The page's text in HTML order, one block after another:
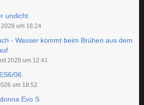
undicht
2026 um 16:24
- Wasser kommt beim Brühen aus dem
2026 um 12:41
06
um 18:52
Evo S